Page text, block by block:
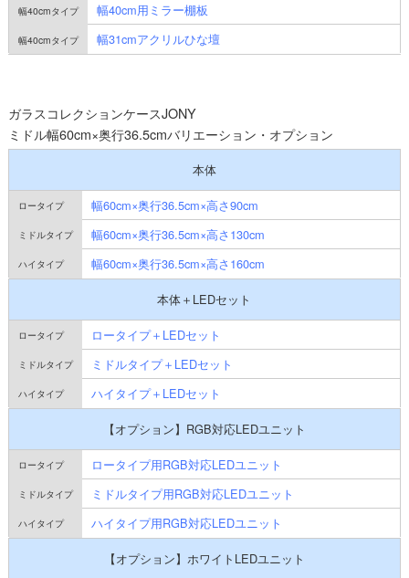
幅40cm用ミラー棚板
幅31cmアクリルひな壇
ガラスコレクションケースJONY
ミドル幅60cm×奥行36.5cmバリエーション・オプション
本体
幅60cm×奥行36.5cm×高さ90cm
幅60cm×奥行36.5cm×高さ130cm
幅60cm×奥行36.5cm×高さ160cm
本体＋LEDセット
ロータイプ＋LEDセット
ミドルタイプ＋LEDセット
ハイタイプ＋LEDセット
【オプション】RGB対応LEDユニット
ロータイプ用RGB対応LEDユニット
ミドルタイプ用RGB対応LEDユニット
ハイタイプ用RGB対応LEDユニット
【オプション】ホワイトLEDユニット